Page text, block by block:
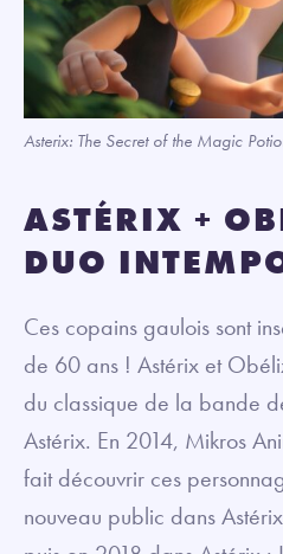
Asterix: The Secret of the Magic
ASTÉRIX +
DUO
Ces copains gaulois sont
de 60 ans ! Astérix et
du classique de la bande
Astérix. En 2014, Mikros
fait découvrir ces
nouveau public dans